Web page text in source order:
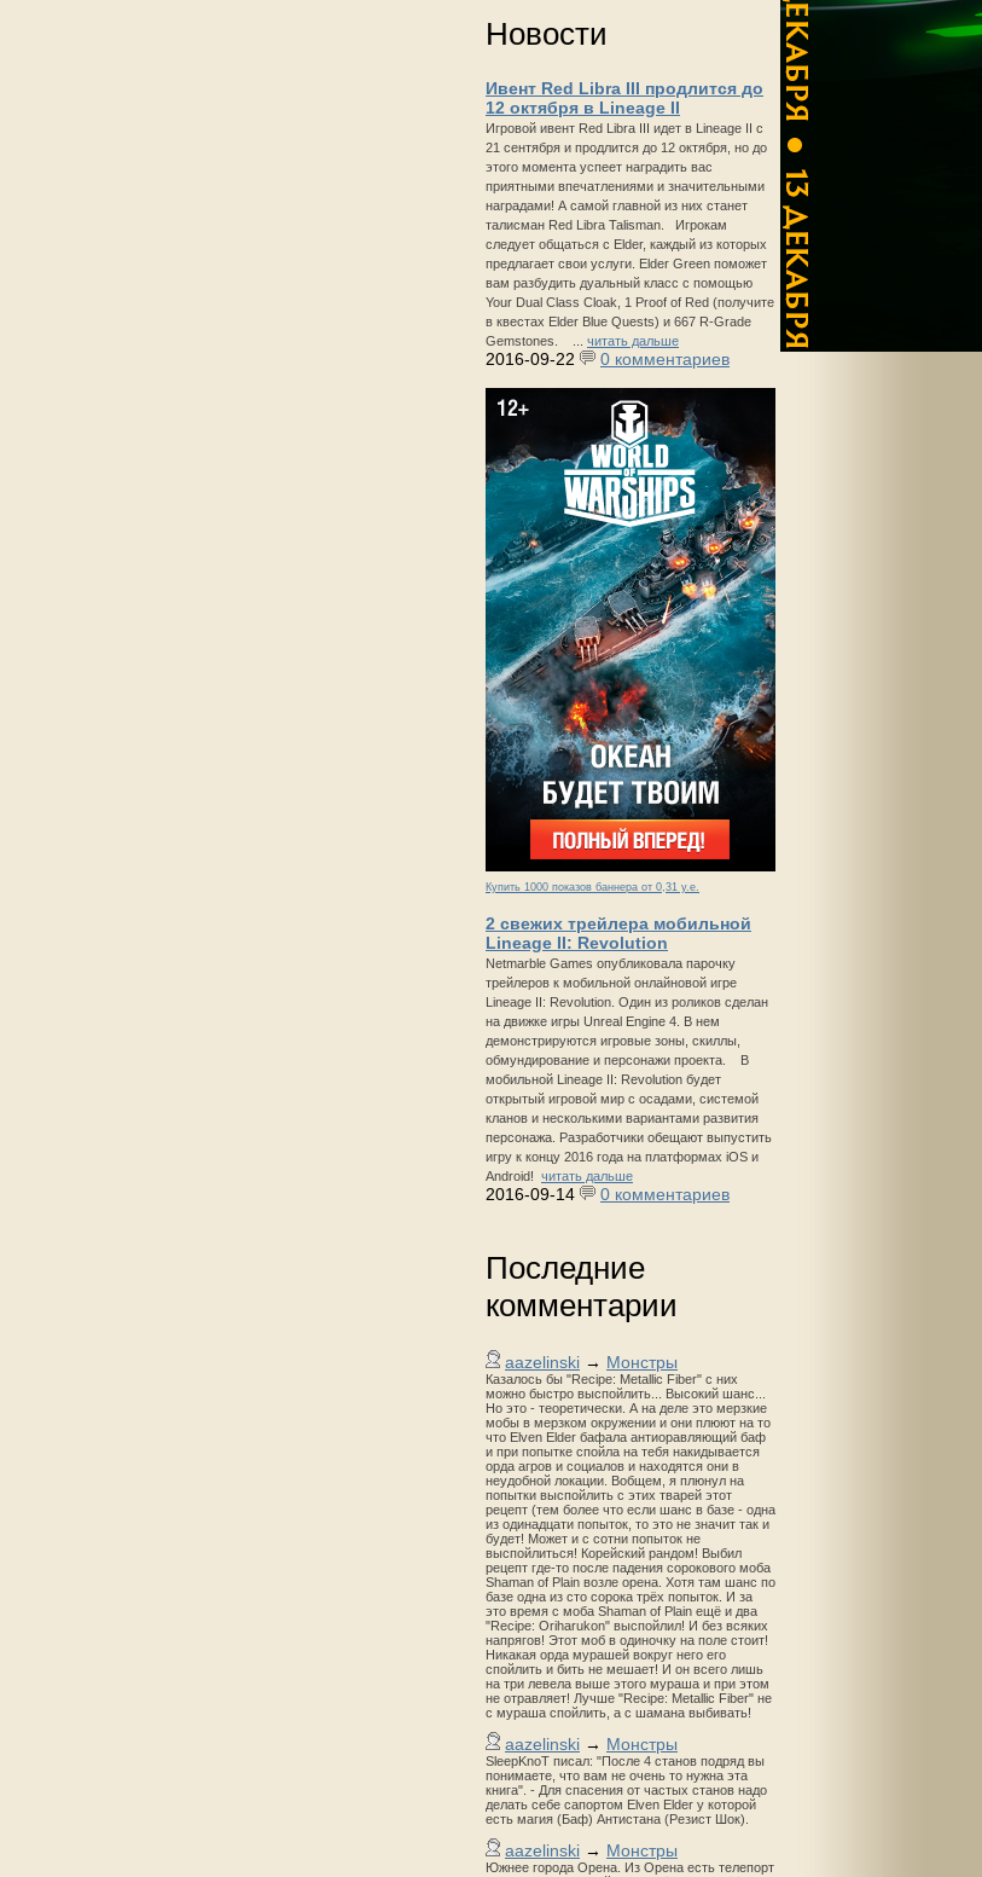
Новости
Ивент Red Libra III продлится до
12 октября в Lineage II
Игровой ивент Red Libra III идет в Lineage II с
21 сентября и продлится до 12 октября, но до
этого момента успеет наградить вас
приятными впечатлениями и значительными
наградами! А самой главной из них станет
талисман Red Libra Talisman. Игрокам
следует общаться с Elder, каждый из которых
предлагает свои услуги. Elder Green поможет
вам разбудить дуальный класс с помощью
Your Dual Class Cloak, 1 Proof of Red (получите
в квестах Elder Blue Quests) и 667 R-Grade
Gemstones. ... читать дальше
2016-09-22 0 комментариев
Купить 1000 показов баннера от 0,31 у.е.
2 свежих трейлера мобильной
Lineage II: Revolution
Netmarble Games опубликовала парочку
трейлеров к мобильной онлайновой игре
Lineage II: Revolution. Один из роликов сделан
на движке игры Unreal Engine 4. В нем
демонстрируются игровые зоны, скиллы,
обмундирование и персонажи проекта. В
мобильной Lineage II: Revolution будет
открытый игровой мир с осадами, системой
кланов и несколькими вариантами развития
персонажа. Разработчики обещают выпустить
игру к концу 2016 года на платформах iOS и
Android! читать дальше
2016-09-14 0 комментариев
Последние
комментарии
aazelinski → Монстры
Казалось бы "Recipe: Metallic Fiber" с них
можно быстро выспойлить... Высокий шанс...
Но это - теоретически. А на деле это мерзкие
мобы в мерзком окружении и они плюют на то
что Elven Elder бафала антиоравляющий баф
и при попытке спойла на тебя накидывается
орда агров и социалов и находятся они в
неудобной локации. Вобщем, я плюнул на
попытки выспойлить с этих тварей этот
рецепт (тем более что если шанс в базе - одна
из одинадцати попыток, то это не значит так и
будет! Может и с сотни попыток не
выспойлиться! Корейский рандом! Выбил
рецепт где-то после падения сорокового моба
Shaman of Plain возле орена. Хотя там шанс по
базе одна из сто сорока трёх попыток. И за
это время с моба Shaman of Plain ещё и два
"Recipe: Oriharukon" выспойлил! И без всяких
напрягов! Этот моб в одиночку на поле стоит!
Никакая орда мурашей вокруг него его
спойлить и бить не мешает! И он всего лишь
на три левела выше этого мураша и при этом
не отравляет! Лучше "Recipe: Metallic Fiber" не
с мураша спойлить, а с шамана выбивать!
aazelinski → Монстры
SleepKnoT писал: "После 4 станов подряд вы
понимаете, что вам не очень то нужна эта
книга". - Для спасения от частых станов надо
делать себе сапортом Elven Elder у которой
есть магия (Баф) Антистана (Резист Шок).
aazelinski → Монстры
Южнее города Орена. Из Орена есть телепорт